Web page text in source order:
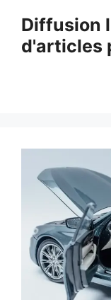
contenu
Diffusion
d'articles